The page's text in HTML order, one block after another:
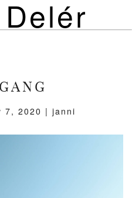
7, 2020 | janni